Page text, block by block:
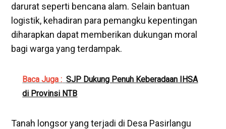
darurat seperti bencana alam. Selain bantuan
logistik, kehadiran para pemangku kepentingan
diharapkan dapat memberikan dukungan moral
bagi warga yang terdampak.
Baca Juga : SJP Dukung Penuh Keberadaan IHSA
di Provinsi NTB
Tanah longsor yang terjadi di Desa Pasirlangu